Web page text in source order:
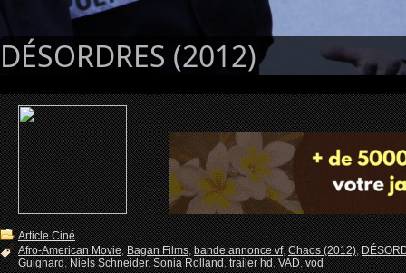
DÉSORDRES (2012)
Article Ciné
Afro-American Movie,Bagan Films,bande annonce vf,Chaos (2012),
Guignard,Niels Schneider,Sonia Rolland,trailer hd,VAD,vod